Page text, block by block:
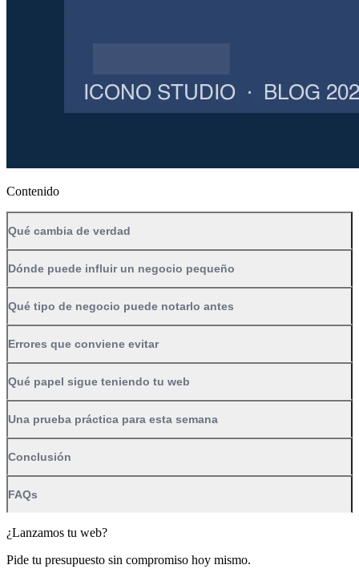
Contenido
Qué cambia de verdad
Dónde puede influir un negocio pequeño
Qué tipo de negocio puede notarlo antes
Errores que conviene evitar
Qué papel sigue teniendo tu web
Una prueba práctica para esta semana
Conclusión
FAQs
¿Lanzamos tu web?
Pide tu presupuesto sin compromiso hoy mismo.